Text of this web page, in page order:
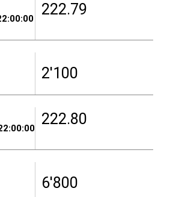
222.79
2'100
222.80
6'800